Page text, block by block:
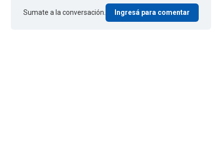
Sumate a la conversación. Ingresá para comentar